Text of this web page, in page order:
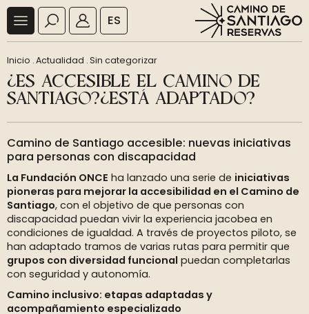
ES
Inicio .Actualidad .Sin categorizar
¿ES ACCESIBLE EL CAMINO DE
SANTIAGO?¿ESTÁ ADAPTADO?
Camino de Santiago accesible: nuevas iniciativas
para personas con discapacidad
La Fundación ONCE ha lanzado una serie de iniciativas
pioneras para mejorar la accesibilidad en el Camino de
Santiago, con el objetivo de que personas con
discapacidad puedan vivir la experiencia jacobea en
condiciones de igualdad. A través de proyectos piloto, se
han adaptado tramos de varias rutas para permitir que
grupos con diversidad funcional puedan completarlas
con seguridad y autonomía.
Camino inclusivo: etapas adaptadas y
acompañamiento especializado